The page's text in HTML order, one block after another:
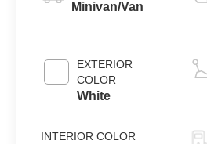
Minivan/Van
EXTERIOR
COLOR
White
INTERIOR COLOR